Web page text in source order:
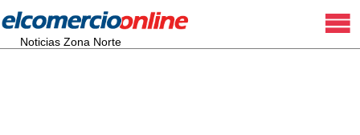
Noticias Zona Norte